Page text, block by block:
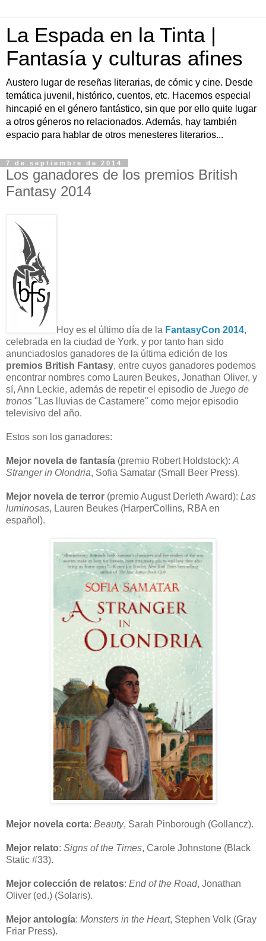
La Espada en la Tinta |
Fantasía y culturas afines
Austero lugar de reseñas literarias, de cómic y cine. Desde
temática juvenil, histórico, cuentos, etc. Hacemos especial
hincapié en el género fantástico, sin que por ello quite lugar
a otros géneros no relacionados. Además, hay también
espacio para hablar de otros menesteres literarios...
7 de septiembre de 2014
Los ganadores de los premios British
Fantasy 2014
Hoy es el último día de la FantasyCon 2014,
celebrada en la ciudad de York, y por tanto han sido
anunciadoslos ganadores de la última edición de los
premios British Fantasy, entre cuyos ganadores podemos
encontrar nombres como Lauren Beukes, Jonathan Oliver, y
sí, Ann Leckie, además de repetir el episodio de Juego de
tronos "Las lluvias de Castamere" como mejor episodio
televisivo del año.
Estos son los ganadores:
Mejor novela de fantasía (premio Robert Holdstock): A
Stranger in Olondria, Sofia Samatar (Small Beer Press).
Mejor novela de terror (premio August Derleth Award): Las
luminosas, Lauren Beukes (HarperCollins, RBA en
español).
Mejor novela corta: Beauty, Sarah Pinborough (Gollancz).
Mejor relato: Signs of the Times, Carole Johnstone (Black
Static #33).
Mejor colección de relatos: End of the Road, Jonathan
Oliver (ed.) (Solaris).
Mejor antología: Monsters in the Heart, Stephen Volk (Gray
Friar Press).